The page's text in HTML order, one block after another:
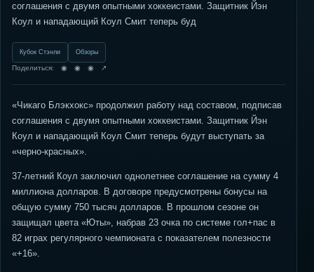
соглашения с двумя опытными хоккеистами. Защитник Йэн
Коул и нападающий Коул Смит теперь буд
Кубок Стэнли Обзоры
Поделиться: ◉ ◉ ◉ ↗
«Чикаго Блэкхокс» продолжил работу над составом, подписав
соглашения с двумя опытными хоккеистами. Защитник Йэн
Коул и нападающий Коул Смит теперь будут выступать за
«черно-красных».
37-летний Коул заключил однолетнее соглашение на сумму 4
миллиона долларов. В договоре предусмотрены бонусы на
общую сумму 750 тысяч долларов. В прошлом сезоне он
защищал цвета «Юты», набрав 23 очка по системе гол+пас в
82 играх регулярного чемпионата с показателем полезности
«+16».